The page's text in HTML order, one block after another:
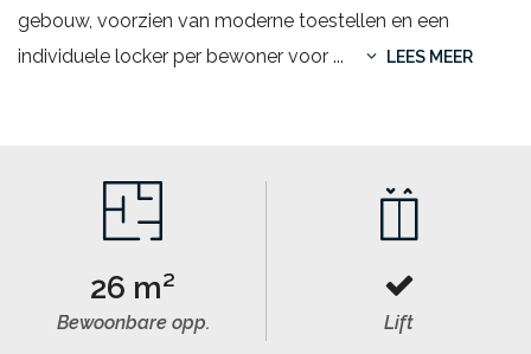
gebouw, voorzien van moderne toestellen en een
individuele locker per bewoner voor ... LEES MEER
26 m²
Bewoonbare opp. Lift